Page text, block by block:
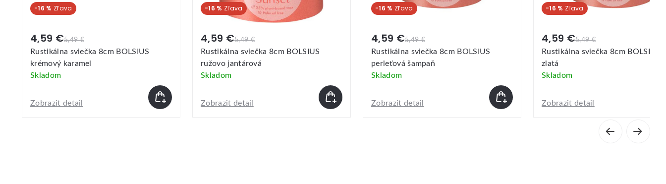
-16 %
5,49 €
4,59 €
Rustikálna sviečka 8cm BOLSIUS
ružovo jantárová
Skladom
Zobrazit detail
-16 %
5,49 €
4,59 €
Rustikálna sviečka 8cm BOLSIUS
perleťová šampaň
Skladom
Zobrazit detail
-16 %
5,49 €
4,59 €
Rustikálna sviečka 8cm BOLSIUS šedo
zlatá
Skladom
Zobrazit detail
-22 %
7,59 €
5,89 €
Rustikálna sviečka 13cm BOLSIUS
bridlicovo modrá
Skladom
Zobrazit detail